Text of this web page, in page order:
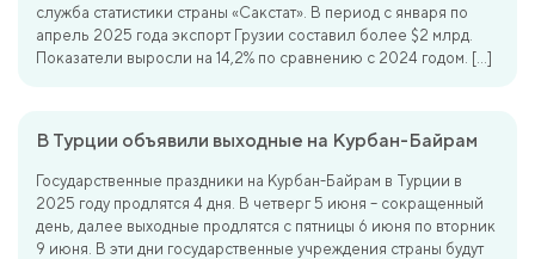
служба статистики страны «Сакстат». В период с января по
апрель 2025 года экспорт Грузии составил более $2 млрд.
Показатели выросли на 14,2% по сравнению с 2024 годом. […]
В Турции объявили выходные на Курбан-Байрам
Государственные праздники на Курбан-Байрам в Турции в
2025 году продлятся 4 дня. В четверг 5 июня – сокращенный
день, далее выходные продлятся с пятницы 6 июня по вторник
9 июня. В эти дни государственные учреждения страны будут